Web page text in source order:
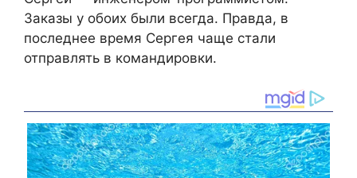
Заказы у обоих были всегда. Правда, в
последнее время Сергея чаще стали
отправлять в командировки.